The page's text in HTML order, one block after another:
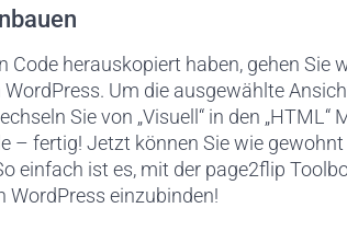
Code herauskopiert haben, gehen Sie
Um die ausgewählte
Sie von „Visuell“ in den „HTML“
– fertig! Jetzt können Sie wie
einfach ist es, mit der page2flip
WordPress einzubinden!